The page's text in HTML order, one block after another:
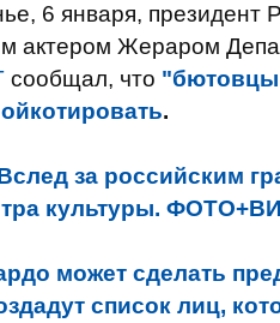
6 января,
актером Жераром
сообщал, что
.
за российским
культуры.
может сделать
список лиц,